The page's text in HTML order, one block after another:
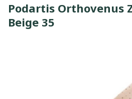
Podartis Orthovenus
Beige 35